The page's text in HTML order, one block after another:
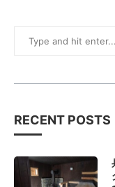
RECENT POSTS